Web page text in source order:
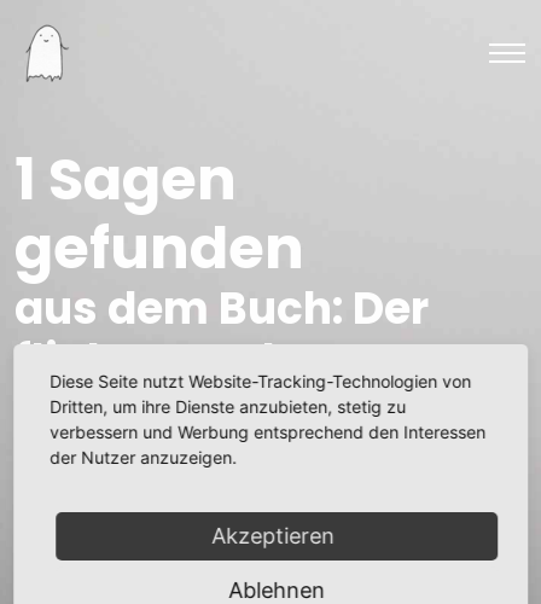
1 Sagen
gefunden
aus dem Buch: Der
flinke Knecht zu
Rechenberg. Sagen
und sagenhafte
Begebenheiten aus
den Orte
Diese Seite nutzt Website-Tracking-Technologien von
Dritten, um ihre Dienste anzubieten, stetig zu
verbessern und Werbung entsprechend den Interessen
der Nutzer anzuzeigen.
Akzeptieren
Ablehnen